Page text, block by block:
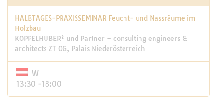
HALBTAGES-PRAXISSEMINAR Feucht- und Nassräume im
Holzbau
KOPPELHUBER² und Partner – consulting engineers &
architects ZT OG, Palais Niederösterreich
W
13:30 -18:00